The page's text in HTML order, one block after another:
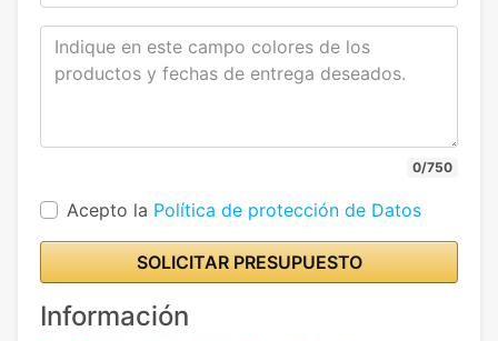
0/750
Acepto la Política de protección de Datos
SOLICITAR PRESUPUESTO
Información